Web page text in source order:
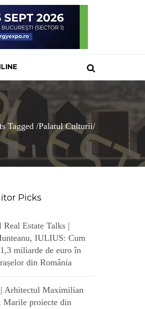
Tagged /Palatul Culturii/
Picks
Real Estate Talks |
IULIUS: Cum
miliarde de euro în
din România
Arhitectul Maximilian
Marile proiecte din